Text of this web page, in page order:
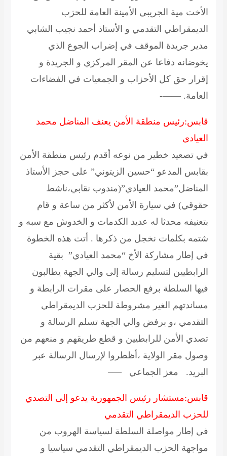
الأخت مية الجريبي الأمينة العامة للحزب
الديمقراطي التقدمي و الأستاذ أحمد نجيب الشابي
مدير جريدة الموقف في إضراب الجوع الذي
يخوضانه دفاعا عن المقر المركزي و الجريدة و
إقرار حق كل الأحزاب و الجمعيات في الفضاءات
العامة. ——-
قابس:رئيس منطقة الأمن يعنف المناضل محمد
العيادي
في تصعيد خطير من نوعه أقدم رئيس منطقة الأمن
بقابس المدعو “حسين الزيتوني” على حجز الأستاذ
المناضل”محمد العيادي”(مندوب نقابي،ناشط
حقوقي) في سيارة الأمن لأكثر من ساعة و قام
بتعنيفه محدثا له عديد الكدمات و الخدوش مع سبه و
شتمه بكلمات نخجل من ذكرها . أتت هذه الخطوة
في إطار مشاركة الأخ “محمد العيادي” بقية
الرابطيين لتسليم رسالة إلى والي الجهة يطالبون
فيها السلطة برفع الحصار على مقرات الرابطة و
مساندتهم الغير مشروطة للحزب الديمقراطي
التقدمي ،و برفض والي الجهة تسلم الرسالة و
تصدي الأمن للرابطيين و قطع طريقهم و منعهم من
وصول مقر الولاية ،أظطروا لإرسال الرسالة عبر
البريد.
معز الجماعي —–
قابس:مستشار رئيس الجمهورية يدعو إلى التصدي
للحزب الديمقراطي التقدمي
في إطار مواصلة السلطة لسياسة الهروب من
مواجهة الحزب الديمقراطي التقدمي سياسيا و